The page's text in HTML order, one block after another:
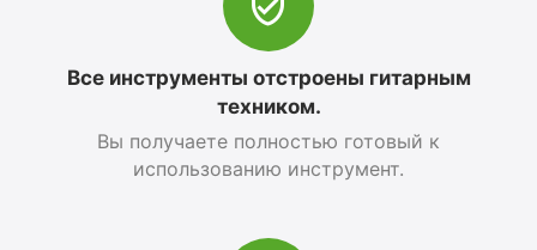
Все инструменты отстроены гитарным
техником.
Вы получаете полностью готовый к
использованию инструмент.